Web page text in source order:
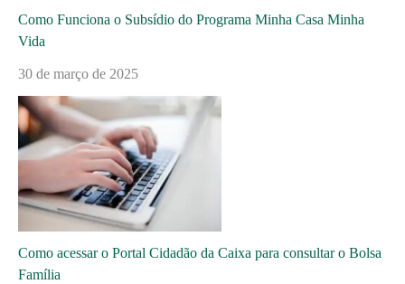
Como Funciona o Subsídio do Programa Minha Casa Minha
Vida
30 de março de 2025
Como acessar o Portal Cidadão da Caixa para consultar o Bolsa
Família